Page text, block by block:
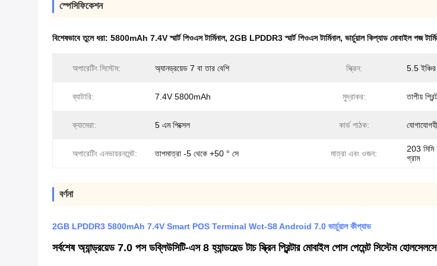
স্পেসিফিকেশন
বিশেষভাবে তুলে ধরা: 5800mAh 7.4V স্মার্ট পিওএস টার্মিনাল, 2GB LPDDR3 স্মার্ট পিওএস টার্মিনাল, ভার্চুয়াল কিপ্যাড মোবাইল পজ
অপারেটিং সিস্টেম: অ্যানড্রয়েড 7 বা তার বেশি স্ক্রিন: 5.5 ইঞ্চির
ব্যাটারি: 7.4V 5800mAh মুদ্রাকর: তাপীয়
ক্যামেরা: 5 এম পিক্সেল কার্ড পাঠক:
অপারেটিং এনভায়রনমেন্ট: তাপমাত্রা -5 থেকে +50 ° সে মাত্রা এবং ওজন:
203 মিমি
গ্রাম
বর্ণনা
2GB LPDDR3 5800mAh 7.4V Smart POS Terminal Wct-S8 Android 7.0 ভার্চুয়াল কীপ্যাড
সর্বশেষ অ্যান্ড্রয়েড 7.0 পস ডব্লিউসিটি-এস 8 হ্যান্ডহেল্ড টাচ স্ক্রিন প্রিন্টার মোবাইল পোস পেমেন্ট সিস্টেম